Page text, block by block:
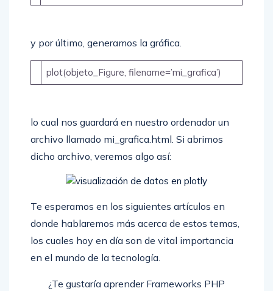
y por último, generamos la gráfica.
plot(objeto_Figure, filename=’mi_grafica’)
lo cual nos guardará en nuestro ordenador un
archivo llamado mi_grafica.html. Si abrimos
dicho archivo, veremos algo así:
Te esperamos en los siguientes artículos en
donde hablaremos más acerca de estos temas,
los cuales hoy en día son de vital importancia
en el mundo de la tecnología.
¿Te gustaría aprender Frameworks PHP